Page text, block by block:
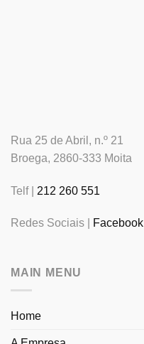
Rua 25 de Abril, n.º 21
Broega, 2860-333 Moita
Telf | 212 260 551
Redes Sociais | Facebook
MAIN MENU
Home